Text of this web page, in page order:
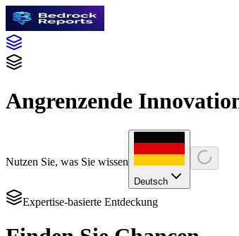
Angrenzende
Nutzen Sie, was Sie wissen
Deutsch
Expertise-basierte Entdeckung